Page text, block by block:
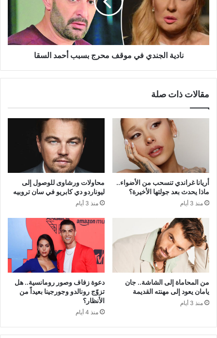
محرج
بسبب
أحمد
السقا
نادية الجندي في موقف محرج بسبب أحمد السقا
مقالات ذات صلة
أريانا غراندي تنسحب من الأضواء..
ماذا يحدث بعد جولتها الأخيرة؟
منذ 3 أيام
محاولات ورشاوى للوصول إلى
ليوناردو دي كابريو في سان تروبيه
منذ 3 أيام
من المحاماة إلى الشاشة.. جان
يامان يعود إلى مهنته القديمة
منذ 3 أيام
دعوة زفاف وصور رومانسية.. هل
تزوّج رونالدو وجورجينا بعيداً من
الأنظار؟
منذ 4 أيام